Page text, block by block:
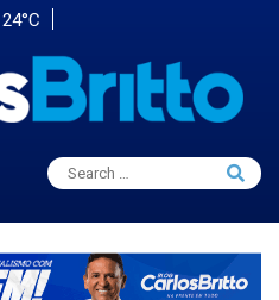
24°C
Search
for:
Search